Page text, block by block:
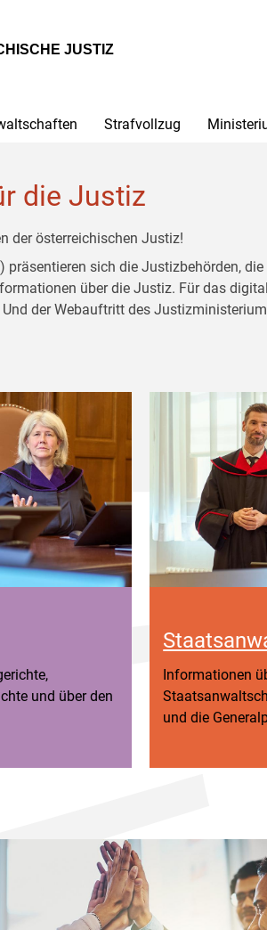
JUSTIZ
Strafvollzug
die Justiz
der österreichischen Justiz!
) präsentieren sich die Justizbehörden,
über die Justiz. Für das
Und der Webauftritt des
und über den
Informationen
und die